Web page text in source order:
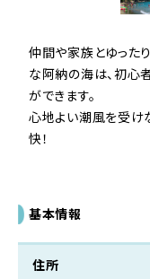
仲間や家族とゆった
な阿納の海は、初心
ができます。
心地よい潮風を受け
快！
基本情報
住所